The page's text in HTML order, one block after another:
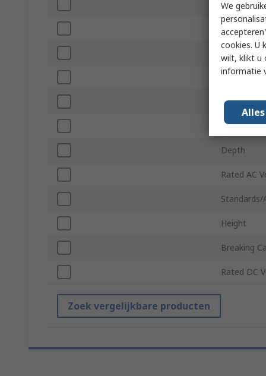
Range
Width
Mount Type
Mount
Terminal
Reset
Depth
Rated AC
Standards/
Height
Breaking
Rated DC
Zoek vergelijkbare producten
We
cookies. U
wilt, klikt u
informatie